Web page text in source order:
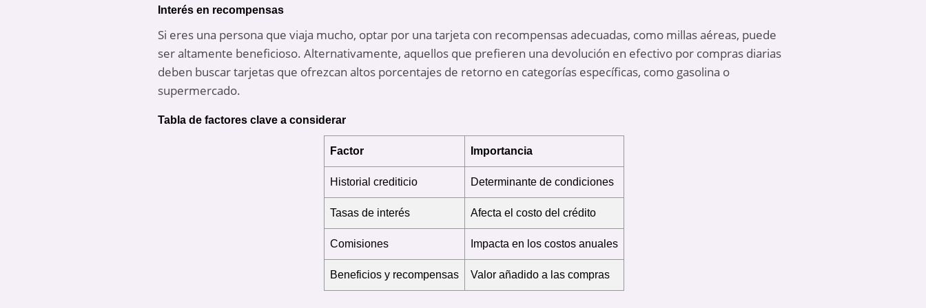
Interés en recompensas
Si eres una persona que viaja mucho, optar por una tarjeta con recompensas adecuadas, como millas aéreas, puede
ser altamente beneficioso. Alternativamente, aquellos que prefieren una devolución en efectivo por compras diarias
deben buscar tarjetas que ofrezcan altos porcentajes de retorno en categorías específicas, como gasolina o
supermercado.
Tabla de factores clave a considerar
Factor Importancia
Historial crediticio Determinante de condiciones
Tasas de interés Afecta el costo del crédito
Comisiones Impacta en los costos anuales
Beneficios y recompensas Valor añadido a las compras